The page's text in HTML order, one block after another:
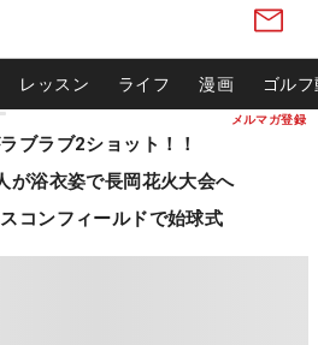
メルマガ登録
レッスン ライフ 漫画 ゴル
ブラブ2ショット！！
が浴衣姿で長岡花火大会へ
コンフィールドで始球式